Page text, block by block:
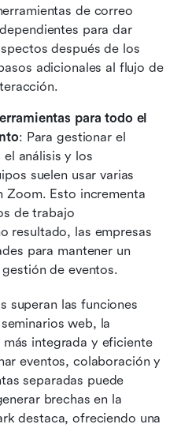
de correo
para dar
después de los
adicionales al flujo de
para todo el
: Para gestionar el
análisis y los
suelen usar varias
Zoom. Esto incrementa
de trabajo
resultado, las empresas
para mantener un
de eventos.
superan las funciones
web, la
integrada y eficiente
eventos, colaboración y
separadas puede
brechas en la
destaca, ofreciendo una